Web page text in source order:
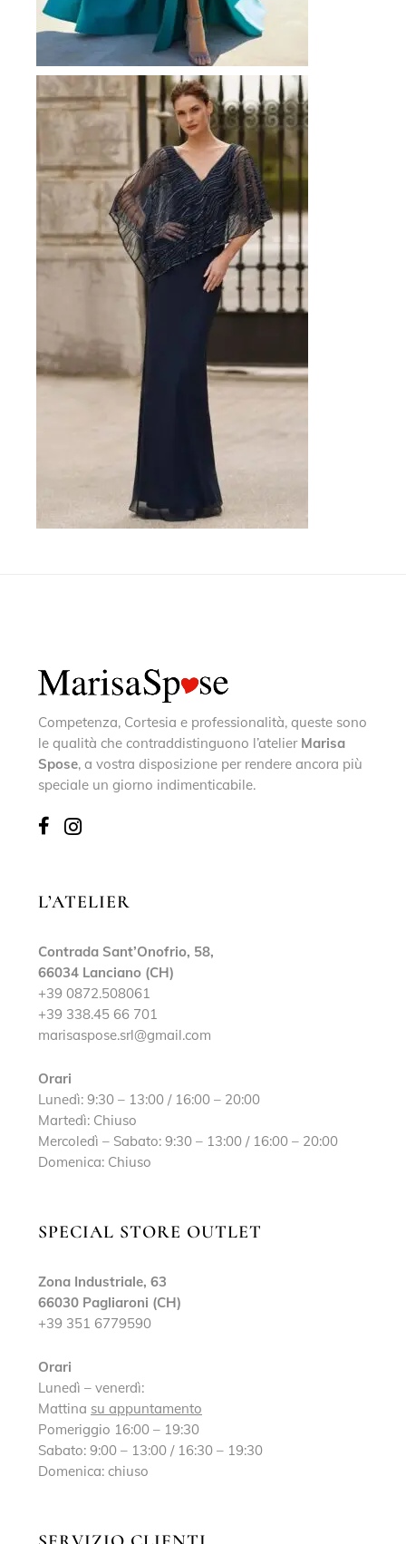
Competenza, Cortesia e professionalità, queste sono
le qualità che contraddistinguono l’atelier Marisa
Spose, a vostra disposizione per rendere ancora più
speciale un giorno indimenticabile.
L’ATELIER
Contrada Sant’Onofrio, 58,
66034 Lanciano (CH)
+39 0872.508061
+39 338.45 66 701
marisaspose.srl@gmail.com
Orari
Lunedì: 9:30 – 13:00 / 16:00 – 20:00
Martedì: Chiuso
Mercoledì – Sabato: 9:30 – 13:00 / 16:00 – 20:00
Domenica: Chiuso
SPECIAL STORE OUTLET
Zona Industriale, 63
66030 Pagliaroni (CH)
+39 351 6779590
Orari
Lunedì – venerdì:
Mattina su appuntamento
Pomeriggio 16:00 – 19:30
Sabato: 9:00 – 13:00 / 16:30 – 19:30
Domenica: chiuso